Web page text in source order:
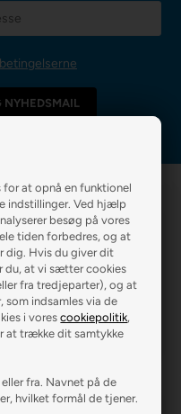
at opnå en funktionel
indstillinger. Ved hjælp
besøg på vores
tiden forbedres, og at
dig. Hvis du giver dit
du, at vi sætter cookies
fra tredjeparter), og at
som indsamles via de
i vorescookiepolitik,
at trække dit samtykke
fra. Navnet på de
hvilket formål de tjener.
betingelserne
R2 FARVEHANDEL